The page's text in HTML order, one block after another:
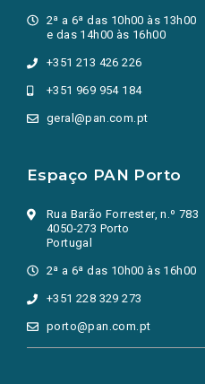
2ª a 6ª das 10h00 às 13h00
e das 14h00 às 16h00
+351 213 426 226
+351 969 954 184
geral@pan.com.pt
Espaço PAN Porto
Rua Barão Forrester, n.º 783
4050-273 Porto
Portugal
2ª a 6ª das 10h00 às 16h00
+351 228 329 273
porto@pan.com.pt